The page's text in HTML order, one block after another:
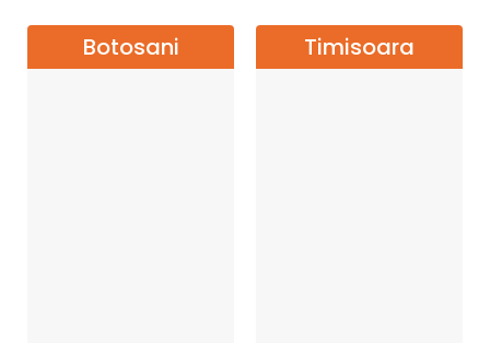
Botosani Timisoara